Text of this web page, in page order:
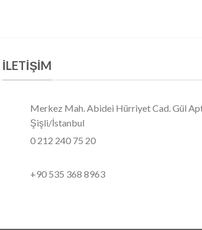
İLETIŞIM
Merkez Mah. Abidei Hürriyet Cad. Gül
Şişli/İstanbul
0 212 240 75 20
+90 535 368 8963